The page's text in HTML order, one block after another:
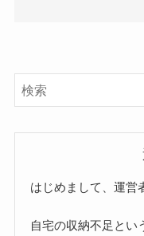
はじめまして、運営
自宅の収納不足とい